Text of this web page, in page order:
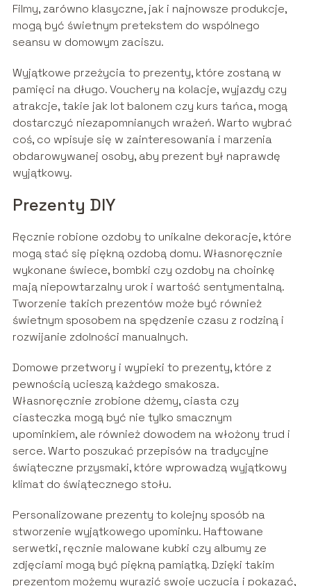
Filmy, zarówno klasyczne, jak i najnowsze produkcje,
mogą być świetnym pretekstem do wspólnego
seansu w domowym zaciszu.
Wyjątkowe przeżycia to prezenty, które zostaną w
pamięci na długo. Vouchery na kolacje, wyjazdy czy
atrakcje, takie jak lot balonem czy kurs tańca, mogą
dostarczyć niezapomnianych wrażeń. Warto wybrać
coś, co wpisuje się w zainteresowania i marzenia
obdarowywanej osoby, aby prezent był naprawdę
wyjątkowy.
Prezenty DIY
Ręcznie robione ozdoby to unikalne dekoracje, które
mogą stać się piękną ozdobą domu. Własnoręcznie
wykonane świece, bombki czy ozdoby na choinkę
mają niepowtarzalny urok i wartość sentymentalną.
Tworzenie takich prezentów może być również
świetnym sposobem na spędzenie czasu z rodziną i
rozwijanie zdolności manualnych.
Domowe przetwory i wypieki to prezenty, które z
pewnością ucieszą każdego smakosza.
Własnoręcznie zrobione dżemy, ciasta czy
ciasteczka mogą być nie tylko smacznym
upominkiem, ale również dowodem na włożony trud i
serce. Warto poszukać przepisów na tradycyjne
świąteczne przysmaki, które wprowadzą wyjątkowy
klimat do świątecznego stołu.
Personalizowane prezenty to kolejny sposób na
stworzenie wyjątkowego upominku. Haftowane
serwetki, ręcznie malowane kubki czy albumy ze
zdjęciami mogą być piękną pamiątką. Dzięki takim
prezentom możemy wyrazić swoje uczucia i pokazać,